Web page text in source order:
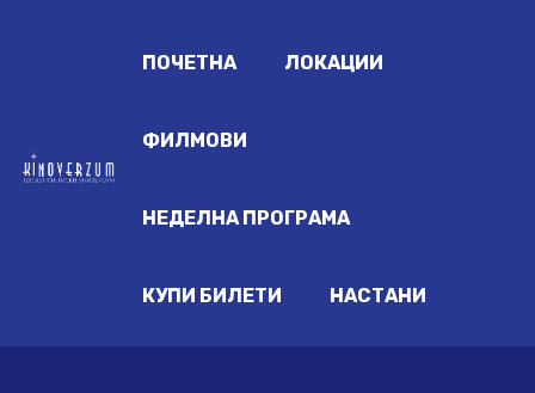
ПОЧЕТНА ЛОКАЦИИ
ФИЛМОВИ
НЕДЕЛНА ПРОГРАМА
КУПИ БИЛЕТИ НАСТАНИ